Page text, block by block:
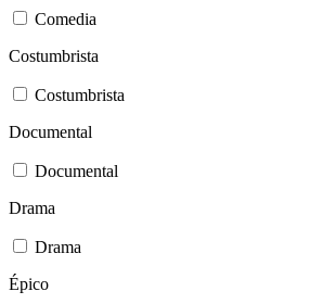
Comedia
Costumbrista
Costumbrista
Documental
Documental
Drama
Drama
Épico